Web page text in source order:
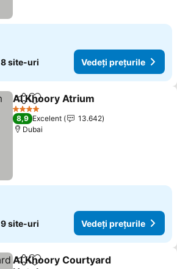
8 site-uri Vedeți prețurile
DistribuițiAdăugaţi la favorite
Al Khoory Atrium
4 Stele
8,9 Excelent
13.642
Dubai
9 site-uri Vedeți prețurile
DistribuițiAdăugaţi la favorite
Al Khoory Courtyard